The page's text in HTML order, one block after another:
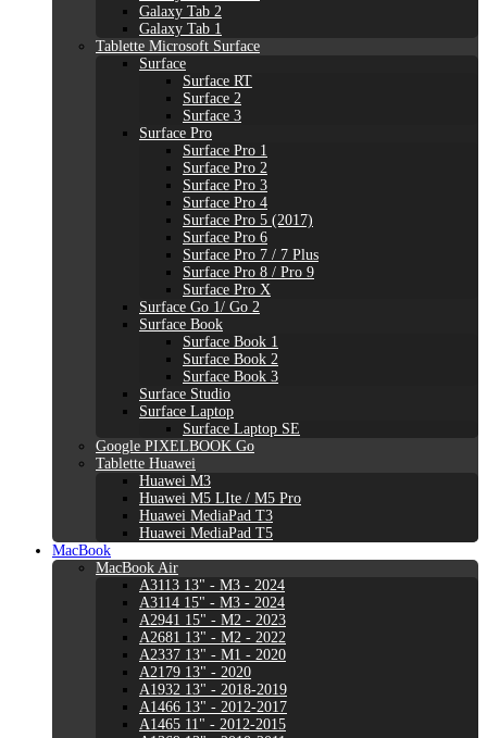
Galaxy Tab 2
Galaxy Tab 1
Tablette Microsoft Surface
Surface
Surface RT
Surface 2
Surface 3
Surface Pro
Surface Pro 1
Surface Pro 2
Surface Pro 3
Surface Pro 4
Surface Pro 5 (2017)
Surface Pro 6
Surface Pro 7 / 7 Plus
Surface Pro 8 / Pro 9
Surface Pro X
Surface Go 1/ Go 2
Surface Book
Surface Book 1
Surface Book 2
Surface Book 3
Surface Studio
Surface Laptop
Surface Laptop SE
Google PIXELBOOK Go
Tablette Huawei
Huawei M3
Huawei M5 LIte / M5 Pro
Huawei MediaPad T3
Huawei MediaPad T5
MacBook
MacBook Air
A3113 13" - M3 - 2024
A3114 15" - M3 - 2024
A2941 15" - M2 - 2023
A2681 13" - M2 - 2022
A2337 13" - M1 - 2020
A2179 13" - 2020
A1932 13" - 2018-2019
A1466 13" - 2012-2017
A1465 11" - 2012-2015